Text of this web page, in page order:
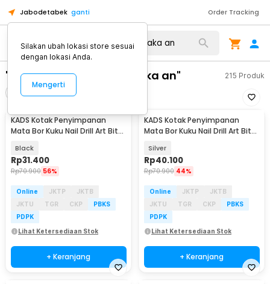
Jabodetabek ganti Order Tracking
"kotak penyimpanan maka an" 215 Produk
Urutkan
KADS Kotak Penyimpanan
Mata Bor Kuku Nail Drill Art Bit
Black
Rp31.400
Rp70.900 56%
Online JKTP
JKTB
JKTU
TGR CKP
PBKS
PDPK
Lihat Ketersediaan Stok
+ Keranjang
KADS Kotak Penyimpanan
Mata Bor Kuku Nail Drill Art Bit
Silver
Rp40.100
Rp70.900 44%
Online JKTP
JKTB
JKTU
TGR CKP
PBKS
PDPK
Lihat Ketersediaan Stok
+ Keranjang
Silakan ubah lokasi store sesuai
dengan lokasi Anda.
Mengerti